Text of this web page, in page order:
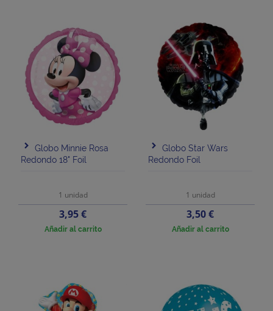
Globo Minnie Rosa
Redondo 18" Foil
1 unidad
Precio
3,95 €
Añadir al carrito
Globo Star Wars
Redondo Foil
1 unidad
Precio
3,50 €
Añadir al carrito